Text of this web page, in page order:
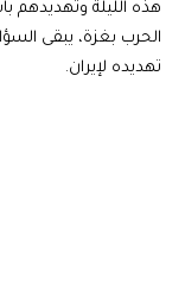
هذه الليلة وتهديدهم
الحرب بغزة، يبقى
تهديده لإيران.